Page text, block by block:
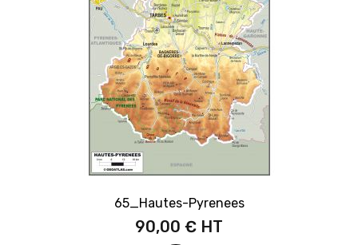
65_Hautes-Pyrenees
90,00 €